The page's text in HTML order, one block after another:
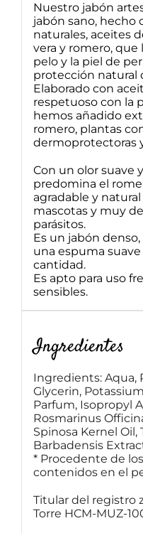
Nuestro jabón
jabón sano, hecho
naturales, aceites
vera y romero, que
pelo y la piel de
protección natural
Elaborado con
respetuoso con la
hemos añadido
romero, plantas
dermoprotectoras
Con un olor suave
predomina el
agradable y
mascotas y muy
parásitos.
Es un jabón
una espuma
cantidad.
Es apto para uso
sensibles.
Ingredientes
Ingredients: Aqua,
Glycerin,
Parfum, Isopropyl
Rosmarinus
Spinosa Kernel
Barbadensis
* Procedente de
contenidos en el
Titular del registro
Torre HCM-MUZ-